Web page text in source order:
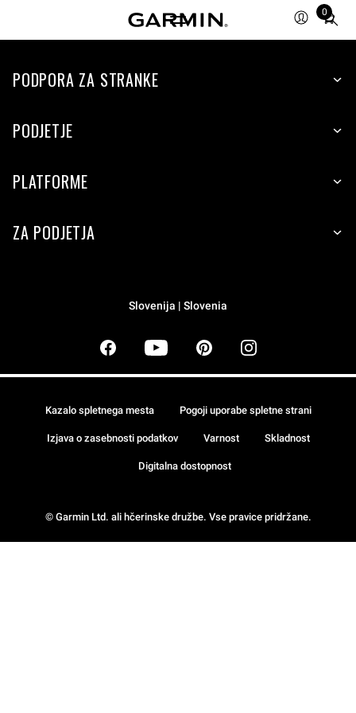
0
Total
items
cart:
PODPORA ZA STRANKE
PODJETJE
PLATFORME
ZA PODJETJA
Slovenija | Slovenia
© Garmin Ltd. ali hčerinske družbe. Vse pravice pridržane.
Kazalo spletnega mesta Pogoji uporabe spletne strani
Izjava o zasebnosti podatkov Varnost Skladnost
Digitalna dostopnost